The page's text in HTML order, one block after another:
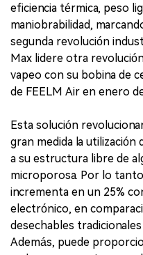
eficiencia térmica, peso
maniobrabilidad,
segunda revolución
Max lidere otra
vapeo con su bobina de
de FEELM Air en enero
Esta solución
gran medida la utilización
a su estructura libre de
microporosa. Por lo
incrementa en un 25%
electrónico, en
desechables
Además, puede